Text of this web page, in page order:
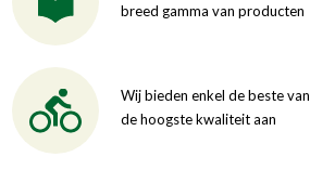
breed gamma van producten
Wij bieden enkel de beste van
de hoogste kwaliteit aan